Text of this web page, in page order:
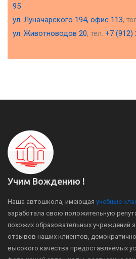
95
ул. Луначарского 194, офис 113,
ул. Животноводов 20, тел. +7 (912)
Учим Вождению !
Наша автошкола, имеющая учебные
заработала свою положительную
похожих образовательных учреждений
отзывов наших клиентов,
высокого качества предоставляемых